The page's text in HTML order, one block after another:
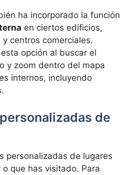
ha incorporado la función
en ciertos edificios,
centros comerciales.
opción al buscar el
y zoom dentro del mapa
internos, incluyendo
de
personalizadas de lugares
que has visitado. Para